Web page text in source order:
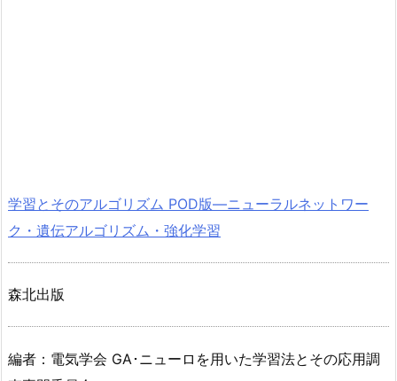
学習とそのアルゴリズム POD版―ニューラルネットワー
ク・遺伝アルゴリズム・強化学習
森北出版
編者：電気学会 GA･ニューロを用いた学習法とその応用調